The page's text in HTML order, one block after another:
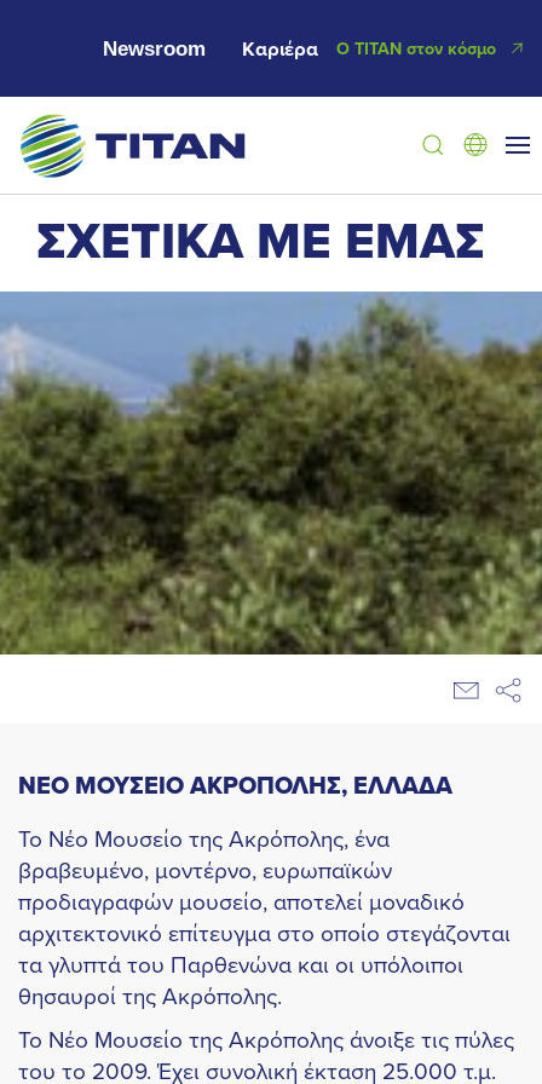
Newsroom Καριέρα Ο ΤΙΤΑΝ στον κόσμο
ΣΧΕΤΙΚΑ ΜΕ ΕΜΑΣ
ΝΕΟ ΜΟΥΣΕΙΟ ΑΚΡΟΠΟΛΗΣ, ΕΛΛΑΔΑ
Το Νέο Μουσείο της Ακρόπολης, ένα
βραβευμένο, μοντέρνο, ευρωπαϊκών
προδιαγραφών μουσείο, αποτελεί μοναδικό
αρχιτεκτονικό επίτευγμα στο οποίο στεγάζονται
τα γλυπτά του Παρθενώνα και οι υπόλοιποι
θησαυροί της Ακρόπολης.
Το Νέο Μουσείο της Ακρόπολης άνοιξε τις πύλες
του το 2009. Έχει συνολική έκταση 25.000 τ.μ.